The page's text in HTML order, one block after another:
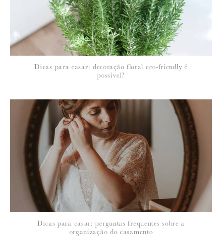
Dicas para casar: decoração floral eco-friendly é
possível?
Dicas para casar: perguntas frequentes sobre a
organização do casamento